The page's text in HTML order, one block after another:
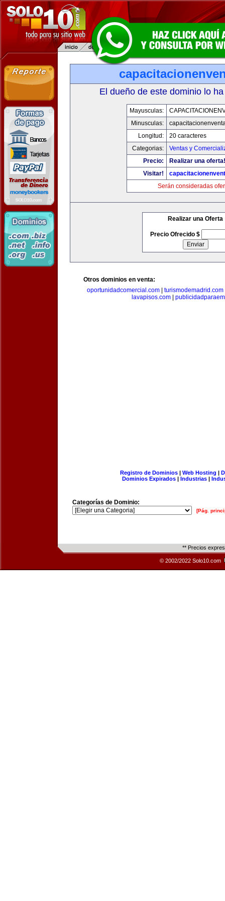
El dueño de este dominio lo
Mayusculas:
Minusculas:
Longitud:
20 caracteres
Categorias:
Ventas y
Precio:
Realizar una oferta!
Visitar!
Serán consideradas
Realizar una Oferta
Precio Ofrecido $
Otros dominios en venta:
oportunidadcomercial.com
turismodemadrid.com
lavapisos.com|
Registro de Dominios| Web Hosting |
Dominios Expirados | Industrias |
Categorías de Dominio:
[Pág.
** Precios
© 2002/2022 Solo10.com